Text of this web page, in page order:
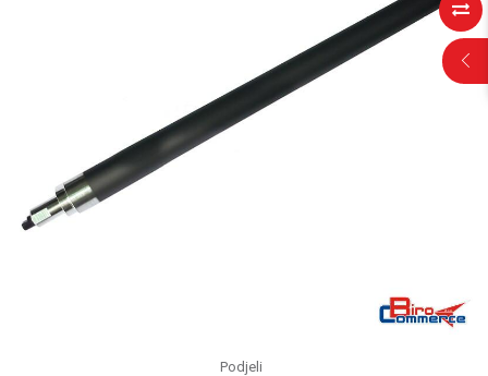
Podjeli